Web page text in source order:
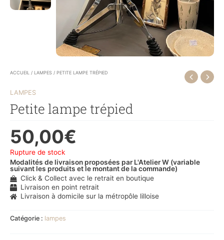
ACCUEIL / LAMPES / PETITE LAMPE TRÉPIED
LAMPES
Petite lampe trépied
50,00€
Rupture de stock
Modalités de livraison proposées par L'Atelier W (variable
suivant les produits et le montant de la commande)
Click & Collect avec le retrait en boutique
Livraison en point retrait
Livraison à domicile sur la métropôle lilloise
Catégorie : lampes